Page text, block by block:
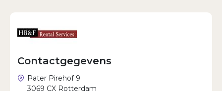
Contactgegevens
Pater Pirehof 9
3069 CX Rotterdam